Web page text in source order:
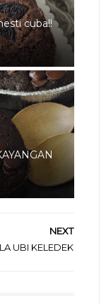
cuba!!
NEXT
UBI KELEDEK